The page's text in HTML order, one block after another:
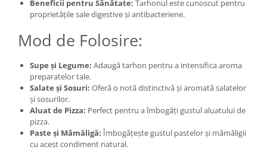
Beneficii pentru Sănătate: Tarhonul este cunoscut pentru
proprietățile sale digestive și antibacteriene.
Mod de Folosire:
Supe și Legume: Adaugă tarhon pentru a intensifica aroma
preparatelor tale.
Salate și Sosuri: Oferă o notă distinctivă și aromată salatelor
și sosurilor.
Aluat de Pizza: Perfect pentru a îmbogăți gustul aluatului de
pizza.
Paste și Mămăligă: Îmbogățește gustul pastelor și mămăligii
cu acest condiment natural.